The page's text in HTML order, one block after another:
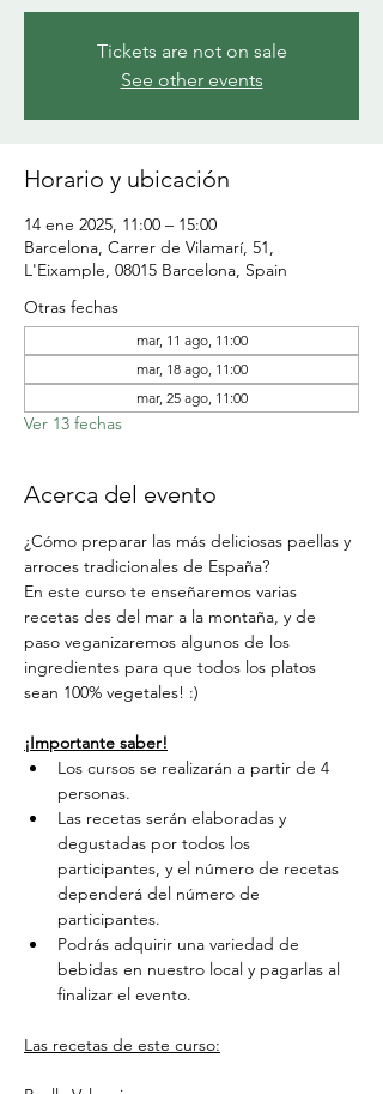
Tickets are not on sale
See other events
Horario y ubicación
14 ene 2025, 11:00 – 15:00
Barcelona, Carrer de Vilamarí, 51,
L'Eixample, 08015 Barcelona, Spain
Otras fechas
mar, 11 ago, 11:00
mar, 18 ago, 11:00
mar, 25 ago, 11:00
Ver 13 fechas
Acerca del evento
¿Cómo preparar las más deliciosas paellas y
arroces tradicionales de España?
En este curso te enseñaremos varias
recetas des del mar a la montaña, y de
paso veganizaremos algunos de los
ingredientes para que todos los platos
sean 100% vegetales! :)
¡Importante saber!
Los cursos se realizarán a partir de 4
personas.
Las recetas serán elaboradas y
degustadas por todos los
participantes, y el número de recetas
dependerá del número de
participantes.
Podrás adquirir una variedad de
bebidas en nuestro local y pagarlas al
finalizar el evento.
Las recetas de este curso: